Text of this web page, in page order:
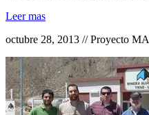
Leer mas
octubre 28, 2013 // Proyecto